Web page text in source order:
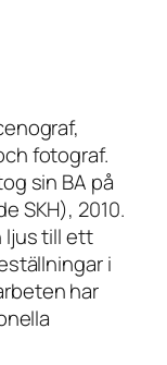
fotograf.
sin BA på
SKH), 2010.
ljus till ett
i
har